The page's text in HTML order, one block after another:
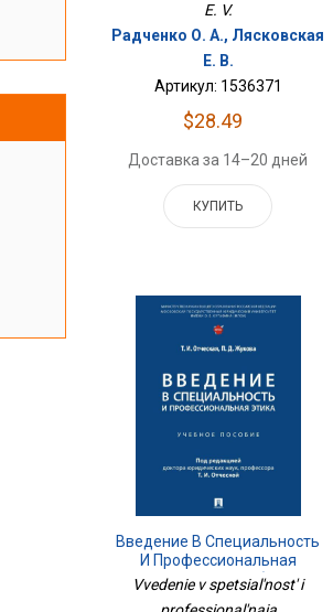
E. V.
Радченко О. А., Лясковская
Е. В.
Артикул: 1536371
$28.49
Доставка за 14–20 дней
КУПИТЬ
Введение В Специальность
И Профессиональная
Этика.Уч.пособие
Vvedenie v spetsial'nost' i